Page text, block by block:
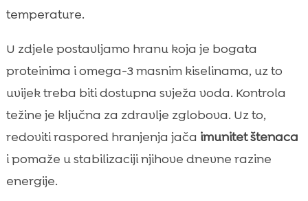
temperature.
U zdjele postavljamo hranu koja je bogata
proteinima i omega-3 masnim kiselinama, uz to
uvijek treba biti dostupna svježa voda. Kontrola
težine je ključna za zdravlje zglobova. Uz to,
redoviti raspored hranjenja jača imunitet štenaca
i pomaže u stabilizaciji njihove dnevne razine
energije.